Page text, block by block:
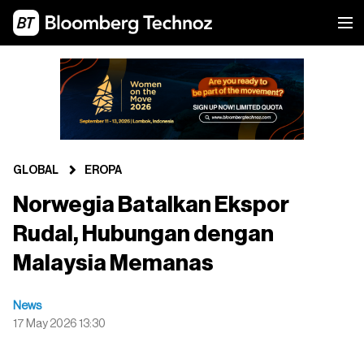
GLOBAL EROPA
Norwegia Batalkan Ekspor
Rudal, Hubungan dengan
Malaysia Memanas
News
17 May 2026 13:30